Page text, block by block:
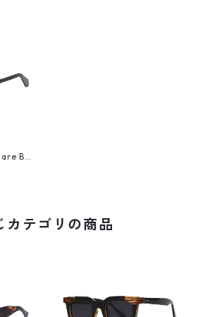
Bi
カテゴリの商品